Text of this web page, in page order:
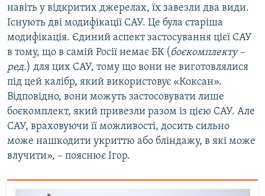
навіть у відкритих джерелах, їх завезли два види.
Існують дві модифікації САУ. Це була старіша
модифікація. Єдиний аспект застосування цієї САУ
в тому, що в самій Росії немає БК ( боєкомплекту –
ред.) для цих САУ, тому що вони не виготовлялися
під цей калібр, який використовує «Коксан».
Відповідно, вони можуть застосовувати лише
боєкомплект, який привезли разом із цією САУ. Але
САУ, враховуючи її можливості, досить сильно
може нашкодити укриттю або бліндажу, в які може
влучити», – пояснює Ігор.